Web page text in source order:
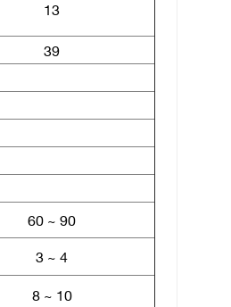
13
39
60 ~90
3 ~4
8 ~ 10